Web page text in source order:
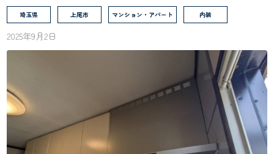
埼玉県 上尾市 マンション・アパート 内装
2025年9月2日